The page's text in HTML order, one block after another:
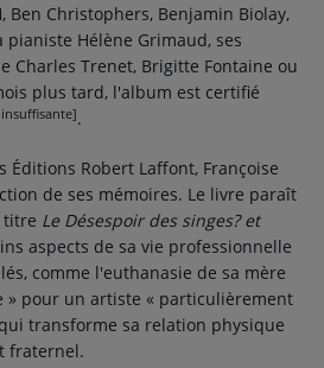
Ben Christophers, Benjamin Biolay,
pianiste Hélène Grimaud, ses
Charles Trenet, Brigitte Fontaine ou
plus tard, l'album est certifié
.
Éditions Robert Laffont, Françoise
de ses mémoires. Le livre paraît
titre Le Désespoir des singes? et
aspects de sa vie professionnelle
comme l'euthanasie de sa mère
» pour un artiste « particulièrement
transforme sa relation physique
fraternel.